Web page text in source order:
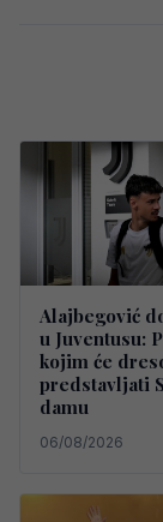
Alajbegović
u Juventusu:
kojim će
predstavljati
damu
06/08/2026